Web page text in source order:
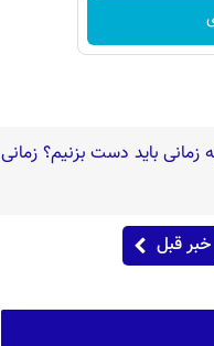
باید دست بزنیم؟ زمانی
خبر قبل